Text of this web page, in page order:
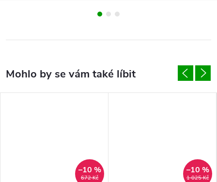
672 Kč
–10 %
1 025 Kč
–10 %